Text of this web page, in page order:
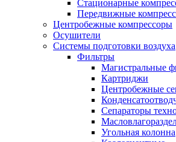
Стационарные
Передвижные
Центробежные компрессоры
Осушители
Системы подготовки воздуха
Фильтры
Магистральные
Картриджи
Центробежные
Сепараторы
Угольная колонна